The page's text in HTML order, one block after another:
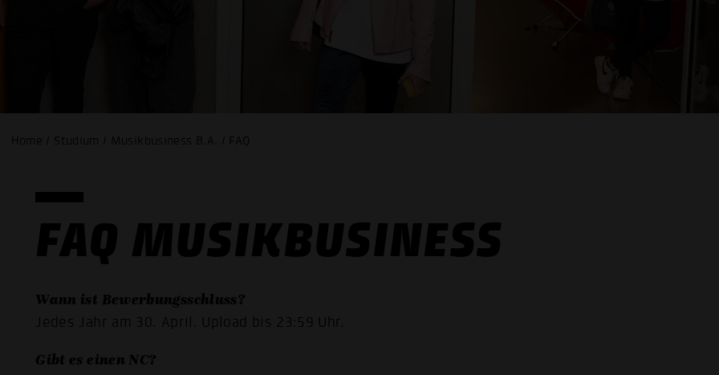
Home / Studium / Musikbusiness B.A. / FAQ
FAQ MUSIKBUSINESS
Wann ist Bewerbungsschluss?
Jedes Jahr am 30. April. Upload bis 23:59 Uhr.
Gibt es einen NC?